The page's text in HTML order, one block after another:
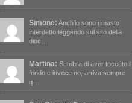
Simone: Anch'io sono rimasto
interdetto leggendo sul sito della
dioc…
Martina: Sembra di aver toccato il
fondo e invece no, arriva sempre
q…